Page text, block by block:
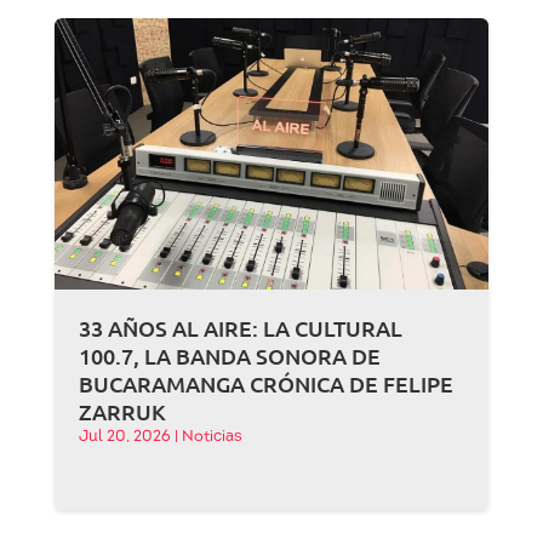
33 AÑOS AL AIRE: LA CULTURAL
100.7, LA BANDA SONORA DE
BUCARAMANGA CRÓNICA DE FELIPE
ZARRUK
Jul 20, 2026 Noticias